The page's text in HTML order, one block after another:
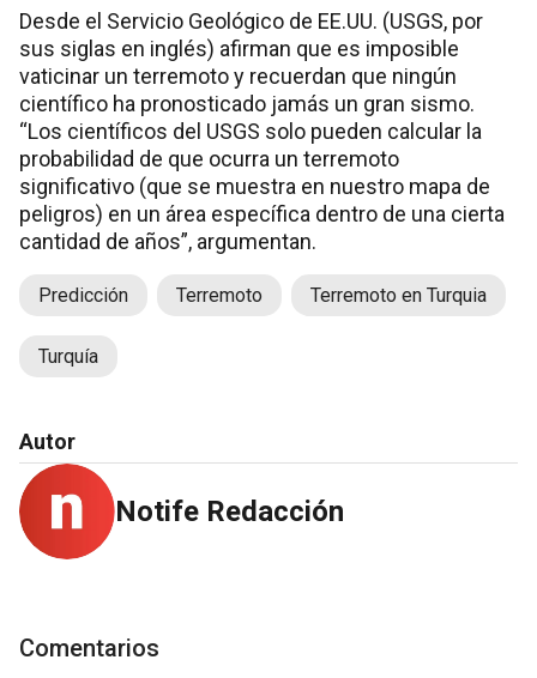
Desde el Servicio Geológico de EE.UU. (USGS, por
sus siglas en inglés) afirman que es imposible
vaticinar un terremoto y recuerdan que ningún
científico ha pronosticado jamás un gran sismo.
“Los científicos del USGS solo pueden calcular la
probabilidad de que ocurra un terremoto
significativo (que se muestra en nuestro mapa de
peligros) en un área específica dentro de una cierta
cantidad de años”, argumentan.
Predicción Terremoto Terremoto en Turquia
Turquía
Autor
Notife Redacción
Comentarios